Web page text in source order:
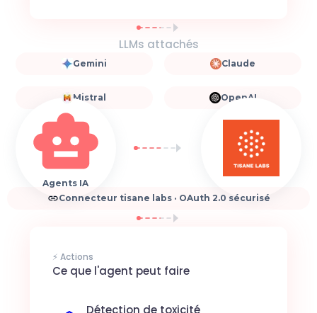
LLMs attachés
Gemini Claude
Mistral OpenAI
Agents IA
Connecteur tisane labs · OAuth 2.0 sécurisé
⚡ Actions
Ce que l'agent peut faire
Détection de toxicité